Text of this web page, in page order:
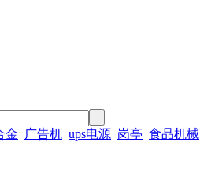
金 广告机 ups电源 岗亭 食品机械